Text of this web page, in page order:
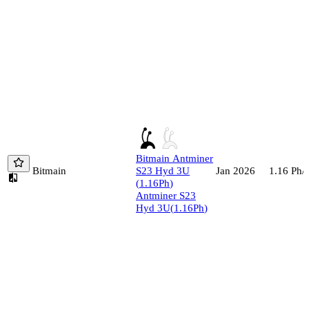
Bitmain
Bitmain Antminer
S23 Hyd 3U
(1.16Ph)
Antminer S23
Hyd 3U(1.16Ph)
Jan 2026 1.16 Ph/s